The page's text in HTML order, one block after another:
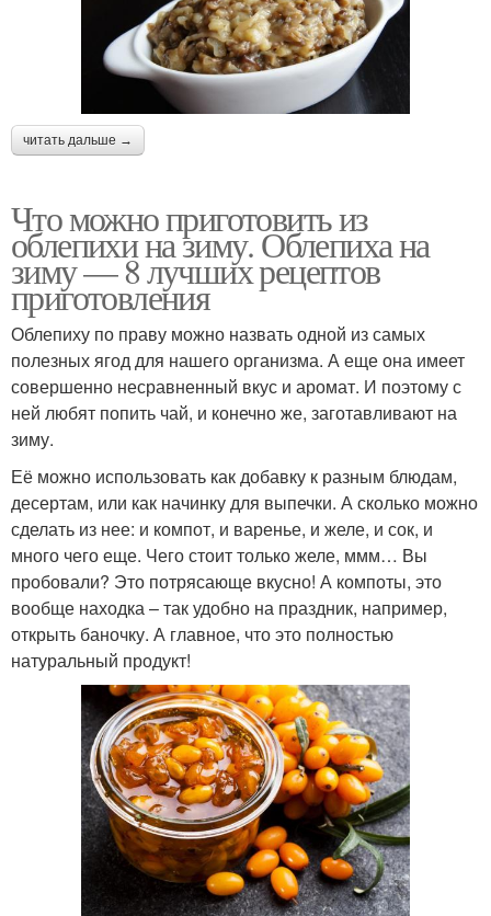
читать дальше →
Что можно приготовить из
облепихи на зиму. Облепиха на
зиму — 8 лучших рецептов
приготовления
Облепиху по праву можно назвать одной из самых
полезных ягод для нашего организма. А еще она имеет
совершенно несравненный вкус и аромат. И поэтому с
ней любят попить чай, и конечно же, заготавливают на
зиму.
Её можно использовать как добавку к разным блюдам,
десертам, или как начинку для выпечки. А сколько можно
сделать из нее: и компот, и варенье, и желе, и сок, и
много чего еще. Чего стоит только желе, ммм… Вы
пробовали? Это потрясающе вкусно! А компоты, это
вообще находка – так удобно на праздник, например,
открыть баночку. А главное, что это полностью
натуральный продукт!